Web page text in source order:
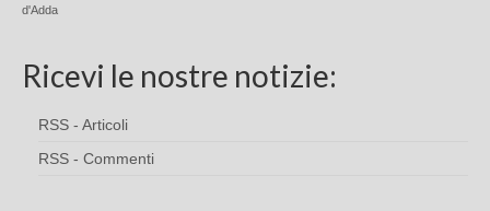
d'Adda
Ricevi le nostre notizie:
RSS - Articoli
RSS - Commenti